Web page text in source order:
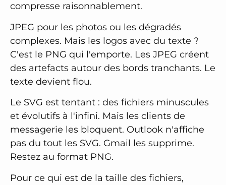
compresse raisonnablement.
JPEG pour les photos ou les dégradés
complexes. Mais les logos avec du texte ?
C'est le PNG qui l'emporte. Les JPEG créent
des artefacts autour des bords tranchants. Le
texte devient flou.
Le SVG est tentant : des fichiers minuscules
et évolutifs à l'infini. Mais les clients de
messagerie les bloquent. Outlook n'affiche
pas du tout les SVG. Gmail les supprime.
Restez au format PNG.
Pour ce qui est de la taille des fichiers,